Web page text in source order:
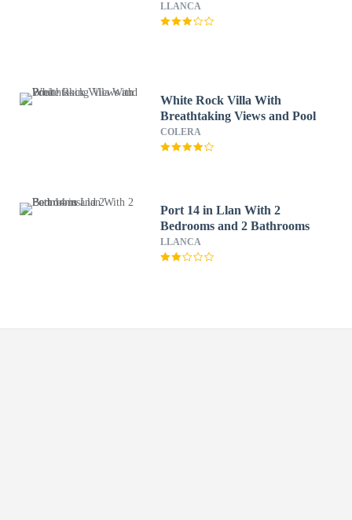
LLANCA
White Rock Villa With
Breathtaking Views and Pool
COLERA
Port 14 in Llan With 2
Bedrooms and 2 Bathrooms
LLANCA